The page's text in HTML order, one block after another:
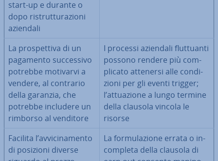
start-up e durante o
dopo ri­strut­tu­ra­zio­ni
aziendali
La pro­spet­ti­va di un
pagamento suc­ces­si­vo
potrebbe motivarvi a
vendere, al contrario
della garanzia, che
potrebbe includere un
rimborso al venditore
I processi aziendali flut­tuan­ti
possono rendere più com­
pli­ca­to attenersi alle con­di­
zio­ni per gli eventi trigger;
l’at­tua­zio­ne a lungo termine
della clausola vincola le
risorse
Facilita l’av­vi­ci­na­men­to
di posizioni diverse
La for­mu­la­zio­ne errata o in­
com­ple­ta della clausola di